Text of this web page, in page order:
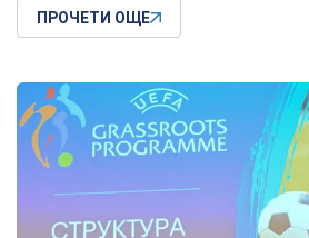
ПРОЧЕТИ ОЩЕ